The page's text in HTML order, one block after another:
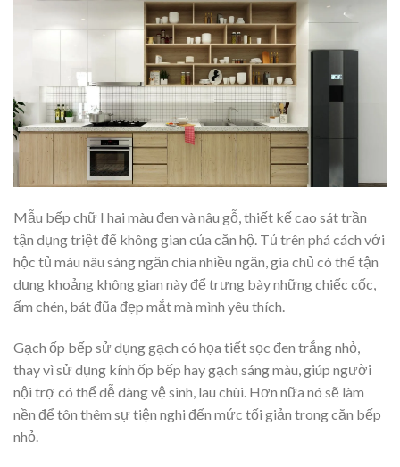
Mẫu bếp chữ I hai màu đen và nâu gỗ, thiết kế cao sát trần
tận dụng triệt để không gian của căn hộ. Tủ trên phá cách với
hộc tủ màu nâu sáng ngăn chia nhiều ngăn, gia chủ có thể tận
dụng khoảng không gian này để trưng bày những chiếc cốc,
ấm chén, bát đũa đẹp mắt mà mình yêu thích.
Gạch ốp bếp sử dụng gạch có họa tiết sọc đen trắng nhỏ,
thay vì sử dụng kính ốp bếp hay gạch sáng màu, giúp người
nội trợ có thể dễ dàng vệ sinh, lau chùi. Hơn nữa nó sẽ làm
nền để tôn thêm sự tiện nghi đến mức tối giản trong căn bếp
nhỏ.